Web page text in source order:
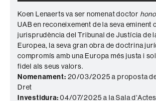
Koen Lenaerts va ser nomenat doctor
UAB en reconeixement de la seva eminent
jurisprudència del Tribunal de Justícia de
Europea, la seva gran obra de doctrina
compromís amb una Europa més justa i
fidel als seus valors.
Nomenament: 20/03/2025 a proposta
Dret
Investidura:04/07/2025 a la Sala